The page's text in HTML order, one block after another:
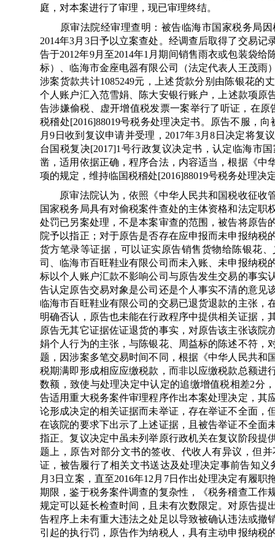
庭，对本案进行了审理，现已审理终结。
原审法院经审理查明：被告临海市国家税务局因
2014年3月3日予以立案查处。经调查后取得了交易
告于2012年9月至2014年1月期间销售雨衣或包装袋
标）、临海市金座电器有限公司（法定代表人王茂雨
涉案货款共计1085249元，上述货款分别由陈银花的
个人账户汇入范雪娟、陈大安银行账户，上述款项原
告涉嫌偷税、虚开增值税发票一案举行了听证，在
税稽处[2016]88019号税务处理决定书。原告不服，
月9日收到复议申请并受理，2017年3月8日决定将复
台国税复决[2017]1号行政复议决定书，认定临海市
凿，适用依据正确，程序合法，内容适当，根据《中
项的规定，维持临国税稽处[2016]88019号税务处理决
原审法院认为，依照《中华人民共和国税收征收
国家税务局具有对偷税案件查处的主体资格和法定
处罚已另案处理，不是本案审查的范围，被告将原告
院予以指正；对于原告是否存在应申报而未申报纳
货方笔录等证据，可以证实原告销售货物给陈银花
司、临海市百旺鞋业有限公司而未入账、未申报纳税
标以个人账户汇款不影响公司与原告发生交易的事实
告认定原告交易对象是公司还是个人事实不清的意见
临海市百旺鞋业有限公司的交易已退货退款的主张
明确否认，原告也未能在行政程序中提供相关证据
原告无其它证据佐证退货的事实，对原告该主张该
娟个人行为的主张，与陈银花、周益标的陈述不符，
题，因涉案多笔交易时间不同，根据《中华人民共和
税期满即形成相应应缴税款，而非以应缴税款总额进
数额，致使与处理决定中认定的追缴增值税相差2分
告适用重大税务案件审理程序作出本案处理决定，其
论形成决定的相关证据而未举证，存在举证不全面，
在该院的要求下出示了上述证据，且被告举证不全面
指正。复议决定中虽未列举原行政机关在复议阶段提
题上，原告对部分文书的签收、代收人有异议，但
证，被告履行了相关文书送达及处理决定事前告知
月3日立案，直至2016年12月7日作出处理决定有履
期限，鉴于税务案件调查的复杂性，《税务稽查工作
规定可以延长检查时间，且未有次数限定。对原告提
告程序上未有重大违法之处足以导致被确认违法或撤
引起的执行罚，原告作为纳税人，具有主动申报纳